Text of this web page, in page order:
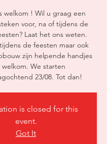
welkom ! Wil u graag een
voor, na of tijdens de
Laat het ons weten.
de feesten maar ook
zijn helpende handjes
welkom. We starten
23/08. Tot dan!
is closed for this
event.
Got It